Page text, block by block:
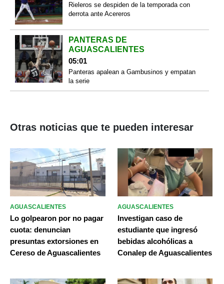
Rieleros se despiden de la temporada con
derrota ante Acereros
PANTERAS DE
AGUASCALIENTES
05:01
Panteras apalean a Gambusinos y empatan
la serie
Otras noticias que te pueden interesar
AGUASCALIENTES
Lo golpearon por no pagar
cuota: denuncian
presuntas extorsiones en
Cereso de Aguascalientes
AGUASCALIENTES
Investigan caso de
estudiante que ingresó
bebidas alcohólicas a
Conalep de Aguascalientes